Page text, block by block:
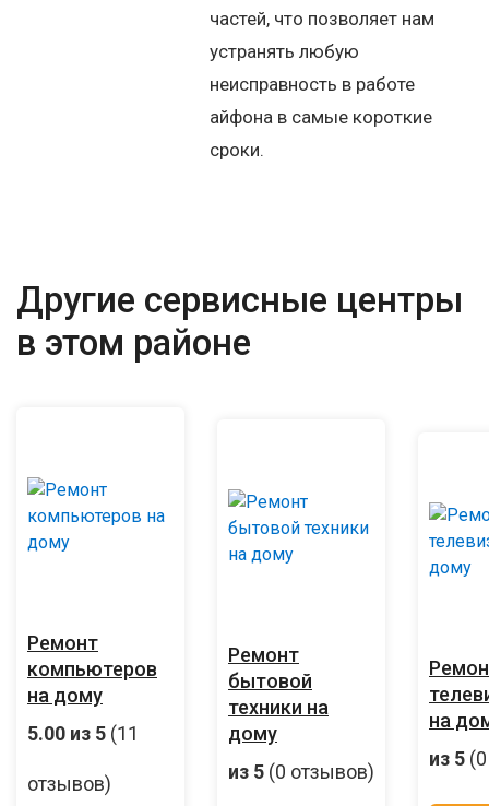
частей, что позволяет нам
устранять любую
неисправность в работе
айфона в самые короткие
сроки.
Другие сервисные центры
в этом районе
Ремонт
компьютеров
на дому
5.00 из 5 (11
отзывов)
Ремонт
бытовой
техники на
дому
из 5 (0 отзывов)
на
из 5